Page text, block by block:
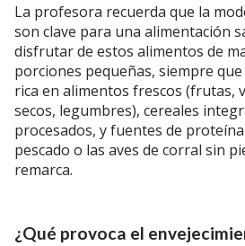
La profesora recuerda que la
son clave para una alimentación
disfrutar de estos alimentos de
porciones pequeñas, siempre
rica en alimentos frescos (frutas,
secos, legumbres), cereales
procesados, y fuentes de
pescado o las aves de corral sin
remarca.
¿Qué provoca el